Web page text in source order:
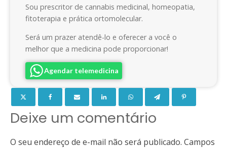
Sou prescritor de cannabis medicinal, homeopatia,
fitoterapia e prática ortomolecular.
Será um prazer atendê-lo e oferecer a você o
melhor que a medicina pode proporcionar!
Agendar telemedicina
Deixe um comentário
O seu endereço de e-mail não será publicado. Campos